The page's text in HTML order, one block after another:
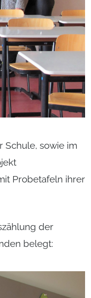
Schule, sowie im
Probetafeln ihrer
der
belegt: